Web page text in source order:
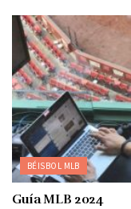
BÉISBOL MLB
Guía MLB 2024